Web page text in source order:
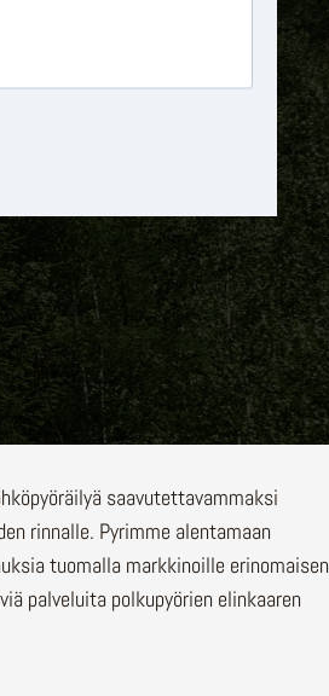
saavutettavammaksi
rinnalle. Pyrimme alentamaan
tuomalla markkinoille erinomaisen
palveluita polkupyörien elinkaaren